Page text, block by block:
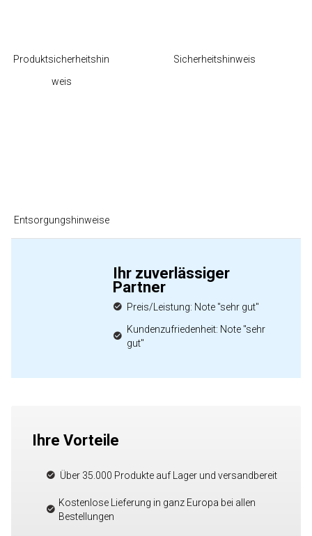
Produktsicherheitshin
weis
Sicherheitshinweis
Entsorgungshinweise
Ihr zuverlässiger
Partner
Preis/Leistung: Note "sehr gut"
Kundenzufriedenheit: Note "sehr
gut"
Ihre Vorteile
Über 35.000 Produkte auf Lager und versandbereit
Kostenlose Lieferung in ganz Europa bei allen
Bestellungen